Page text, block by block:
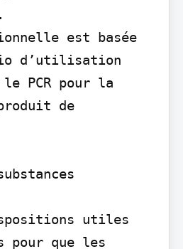
est basée
d’utilisation
PCR pour la
de
utiles
pour que les